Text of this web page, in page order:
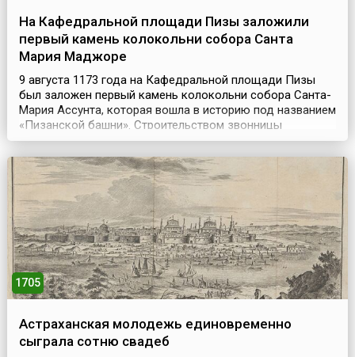
На Кафедральной площади Пизы заложили
первый камень колокольни собора Санта
Мария Маджоре
9 августа 1173 года на Кафедральной площади Пизы
был заложен первый камень колокольни собора Санта-
Мария Ассунта, которая вошла в историю под названием
«Пизанской башни». Строительством звонницы
занимались мастера Гульельмо из Инсбрука и Боннано.
Однако, построив первый этаж высотой 11 метров и два
колоннадных кольца, Бонанно обнаружил, что
колокольня отклонилась от вертикали на четыре
сантиме...
1705
Астраханская молодежь единовременно
сыграла сотню свадеб